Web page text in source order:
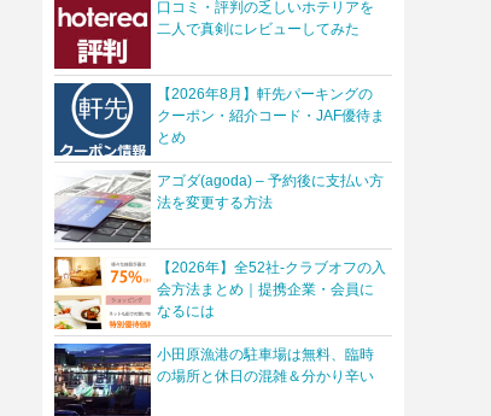
口コミ・評判の乏しいホテリアを
二人で真剣にレビューしてみた
【2026年8月】軒先パーキングの
クーポン・紹介コード・JAF優待ま
とめ
アゴダ(agoda) – 予約後に支払い方
法を変更する方法
【2026年】全52社-クラブオフの入
会方法まとめ｜提携企業・会員に
なるには
小田原漁港の駐車場は無料、臨時
の場所と休日の混雑＆分かり辛い